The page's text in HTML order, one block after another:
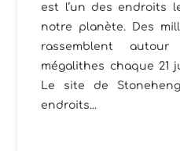
est l’un des endroits
notre planète. Des
rassemblent
mégalithes chaque 21
Le site de
endroits...